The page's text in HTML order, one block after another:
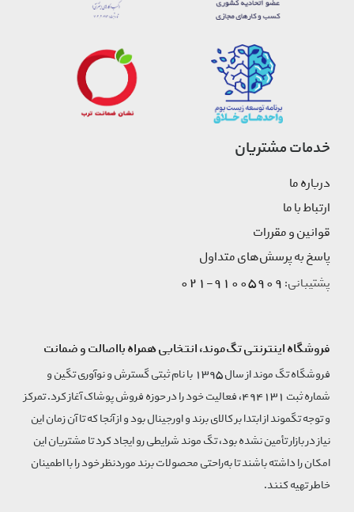
خدمات مشتریان
درباره ما
ارتباط با ما
قوانین و مقررات
پاسخ به پرسش‌های متداول
پشتیبانی: 91005909-021
فروشگاه اینترنتی تگ‌موند، انتخابی همراه بااصالت و ضمانت
فروشگاه تگ موند از سال 1395 با نام ثبتی گسترش و نوآوری تگین و
شماره ثبت 494131، فعالیت خود را در حوزه فروش پوشاک آغاز کرد. تمرکز
و توجه تگموند از ابتدا بر کالای برند و اورجینال بود و از آنجا که تا آن زمان این
نیاز در بازار تأمین نشده بود، تگ موند شرایطی رو ایجاد کرد تا مشتریان این
امکان را داشته باشند تا به‌راحتی محصولات برند مورد‌نظر خود را با اطمینان
خاطر تهیه کنند.